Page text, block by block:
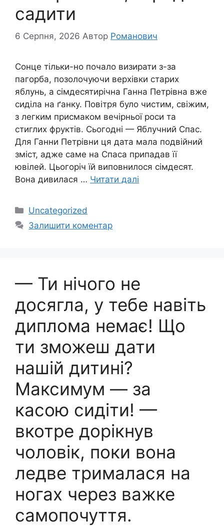
садити
6 Серпня, 2026 Автор Романович
Сонце тільки-но почало визирати з-за
пагорба, позолочуючи верхівки старих
яблунь, а сімдесятирічна Ганна Петрівна вже
сиділа на ґанку. Повітря було чистим, свіжим,
з легким присмаком вечірньої роси та
стиглих фруктів. Сьогодні — Яблучний Спас.
Для Ганни Петрівни ця дата мала подвійний
зміст, адже саме на Спаса припадав її
ювілей. Цьогоріч їй виповнилося сімдесят.
Вона дивилася … Читати далі
Категорії
Uncategorized
Залишити коментар
— Ти нічого не
досягла, у тебе навіть
диплома немає! Що
ти зможеш дати
нашій дитині?
Максимум — за
касою сидіти! —
вкотре дорікнув
чоловік, поки вона
ледве трималася на
ногах через важке
самопочуття.